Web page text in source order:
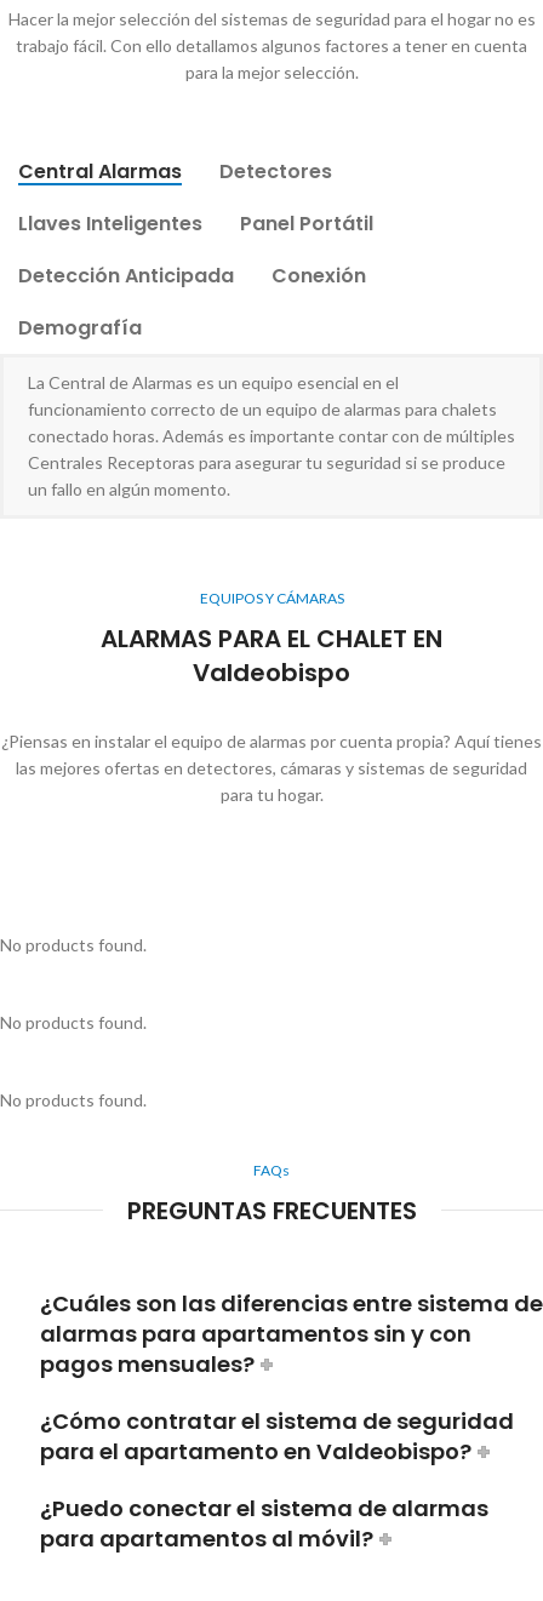
Hacer la mejor selección del sistemas de seguridad para el hogar no es
trabajo fácil. Con ello detallamos algunos factores a tener en cuenta
para la mejor selección.
Central Alarmas
Detectores
Llaves Inteligentes
Panel Portátil
Detección Anticipada
Conexión
Demografía
La Central de Alarmas es un equipo esencial en el
funcionamiento correcto de un equipo de alarmas para chalets
conectado horas. Además es importante contar con de múltiples
Centrales Receptoras para asegurar tu seguridad si se produce
un fallo en algún momento.
EQUIPOS Y CÁMARAS
ALARMAS PARA EL CHALET EN
Valdeobispo
¿Piensas en instalar el equipo de alarmas por cuenta propia? Aquí tienes
las mejores ofertas en detectores, cámaras y sistemas de seguridad
para tu hogar.
No products found.
No products found.
No products found.
FAQs
PREGUNTAS FRECUENTES
¿Cuáles son las diferencias entre sistema de
alarmas para apartamentos sin y con
pagos mensuales?
¿Cómo contratar el sistema de seguridad
para el apartamento en Valdeobispo?
¿Puedo conectar el sistema de alarmas
para apartamentos al móvil?